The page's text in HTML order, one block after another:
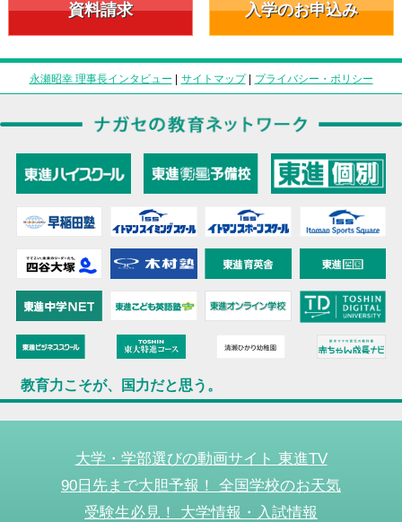
資料請求 入学のお申込み
永瀬昭幸 理事長インタビュー | サイトマップ| プライバシー・ポリシー
教育力こそが、国力だと思う。
大学・学部選びの動画サイト 東進TV
90日先まで大胆予報！ 全国学校のお天気
受験生必見！ 大学情報・入試情報